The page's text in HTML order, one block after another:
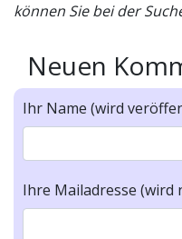
können Sie bei der
Neuen
Ihr Name (wird
Ihre Mailadresse